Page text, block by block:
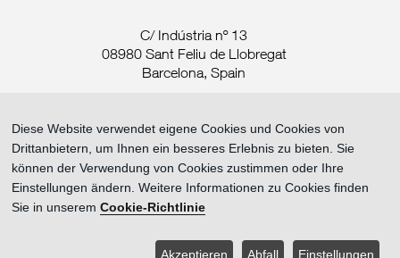
C/ Indústria nº 13
08980 Sant Feliu de Llobregat
Barcelona, Spain
Tel. +34 93 685 7880
Rechtliche Mitteilung ·
Cookie-Richtlinie
Diese Website verwendet eigene Cookies und Cookies von
Drittanbietern, um Ihnen ein besseres Erlebnis zu bieten. Sie
können der Verwendung von Cookies zustimmen oder Ihre
Einstellungen ändern. Weitere Informationen zu Cookies finden
Sie in unseremCookie-Richtlinie
Einstellungen
Abfall
Akzeptieren